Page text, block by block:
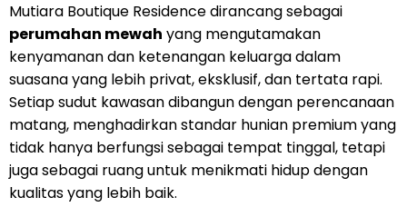
Mutiara Boutique Residence dirancang sebagai
perumahan mewah yang mengutamakan
kenyamanan dan ketenangan keluarga dalam
suasana yang lebih privat, eksklusif, dan tertata rapi.
Setiap sudut kawasan dibangun dengan perencanaan
matang, menghadirkan standar hunian premium yang
tidak hanya berfungsi sebagai tempat tinggal, tetapi
juga sebagai ruang untuk menikmati hidup dengan
kualitas yang lebih baik.